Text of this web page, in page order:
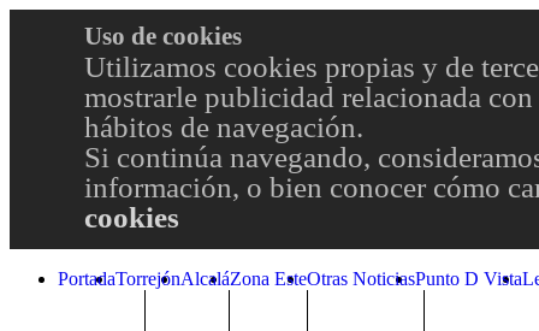
Uso de cookies
Utilizamos cookies propias y de
mostrarle publicidad relacionada
hábitos de navegación.
Si continúa navegando,
información, o bien conocer cómo
cookies
PortadaTorrejónAlcaláZona EsteOtras NoticiasPunto D Vista